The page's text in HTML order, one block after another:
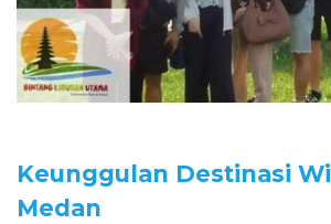
Keunggulan Destinasi
Medan